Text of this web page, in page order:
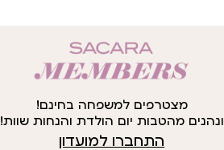
מצטרפים למשפחה בחינם!
ונהנים מהטבות יום הולדת והנחות שוות!
התחברו למועדון